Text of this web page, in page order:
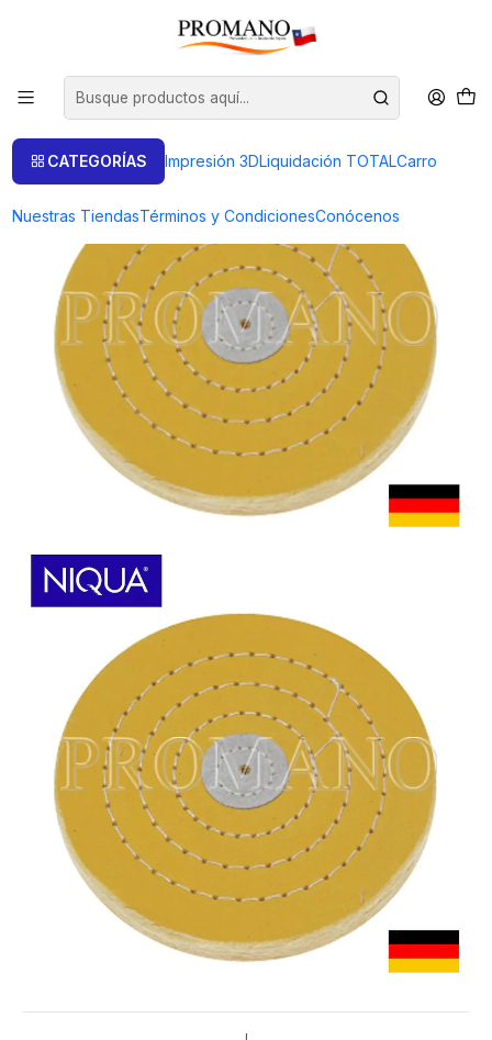
CATEGORÍAS Impresión 3DLiquidación TOTALCarro
Nuestras TiendasTérminos y CondicionesConócenos
Pulido Brillo Pañete Paño
PAÑETE AMARILLO 4" PULIDO 100X35X15X50" NIQUA ALEMANIA